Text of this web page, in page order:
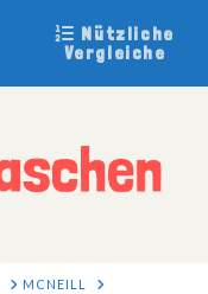
Nützliche
Vergleiche
MCNEILL